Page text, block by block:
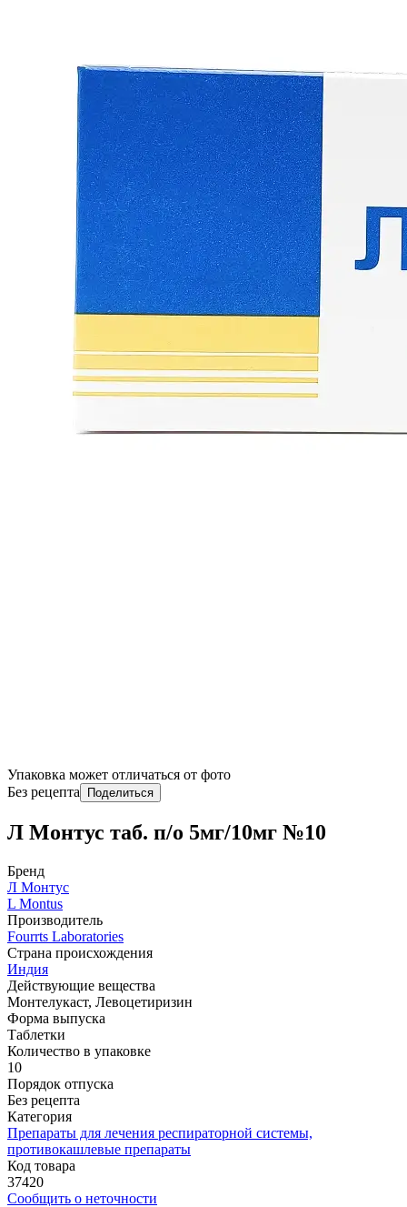
Упаковка может отличаться от фото
Без рецепта
Поделиться
Л Монтус таб. п/о 5мг/10мг №10
Бренд
Л Монтус
L Montus
Производитель
Fourrts Laboratories
Страна происхождения
Индия
Действующие вещества
Монтелукаст, Левоцетиризин
Форма выпуска
Таблетки
Количество в упаковке
10
Порядок отпуска
Без рецепта
Категория
Препараты для лечения респираторной системы,
противокашлевые препараты
Код товара
37420
Сообщить о неточности